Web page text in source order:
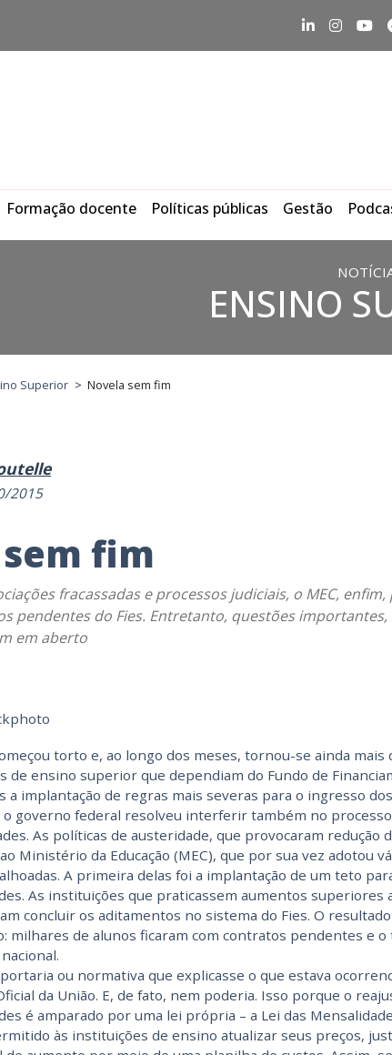
Formação docente Políticas públicas Gestão
ENSINO
Superior > Novela sem fim
2015
fim
fracassadas e processos judiciais, o MEC,
pendentes do Fies. Entretanto, questões
em aberto
torto e, ao longo dos meses, tornou-se ainda mais
de ensino superior que dependiam do Fundo de
a implantação de regras mais severas para o ingresso
o governo federal resolveu interferir também no
As políticas de austeridade, que provocaram redução
Ministério da Educação (MEC), que por sua vez adotou
A primeira delas foi a implantação de um teto
As instituições que praticassem aumentos superiores
concluir os aditamentos no sistema do Fies. O
milhares de alunos ficaram com contratos pendentes e o
ou normativa que explicasse o que estava
da União. E, de fato, nem poderia. Isso porque o
é amparado por uma lei própria – a Lei das
às instituições de ensino atualizar seus preços,